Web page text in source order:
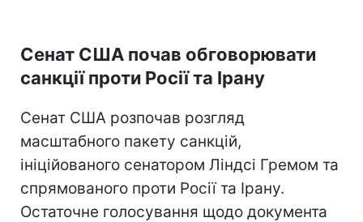
Сенат США почав обговорювати
санкції проти Росії та Ірану
Сенат США розпочав розгляд
масштабного пакету санкцій,
ініційованого сенатором Ліндсі Гремом та
спрямованого проти Росії та Ірану.
Остаточне голосування щодо документа